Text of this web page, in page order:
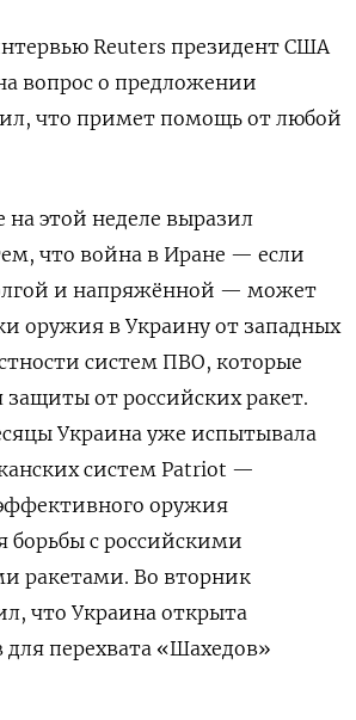
Reuters президент США
вопрос о предложении
что примет помощь от любой
на этой неделе выразил
что война в Иране — если
и напряжённой — может
оружия в Украину от западных
систем ПВО, которые
от российских ракет.
Украина уже испытывала
систем Patriot —
оружия
борьбы с российскими
ракетами. Во вторник
что Украина открыта
перехвата «Шахедов»